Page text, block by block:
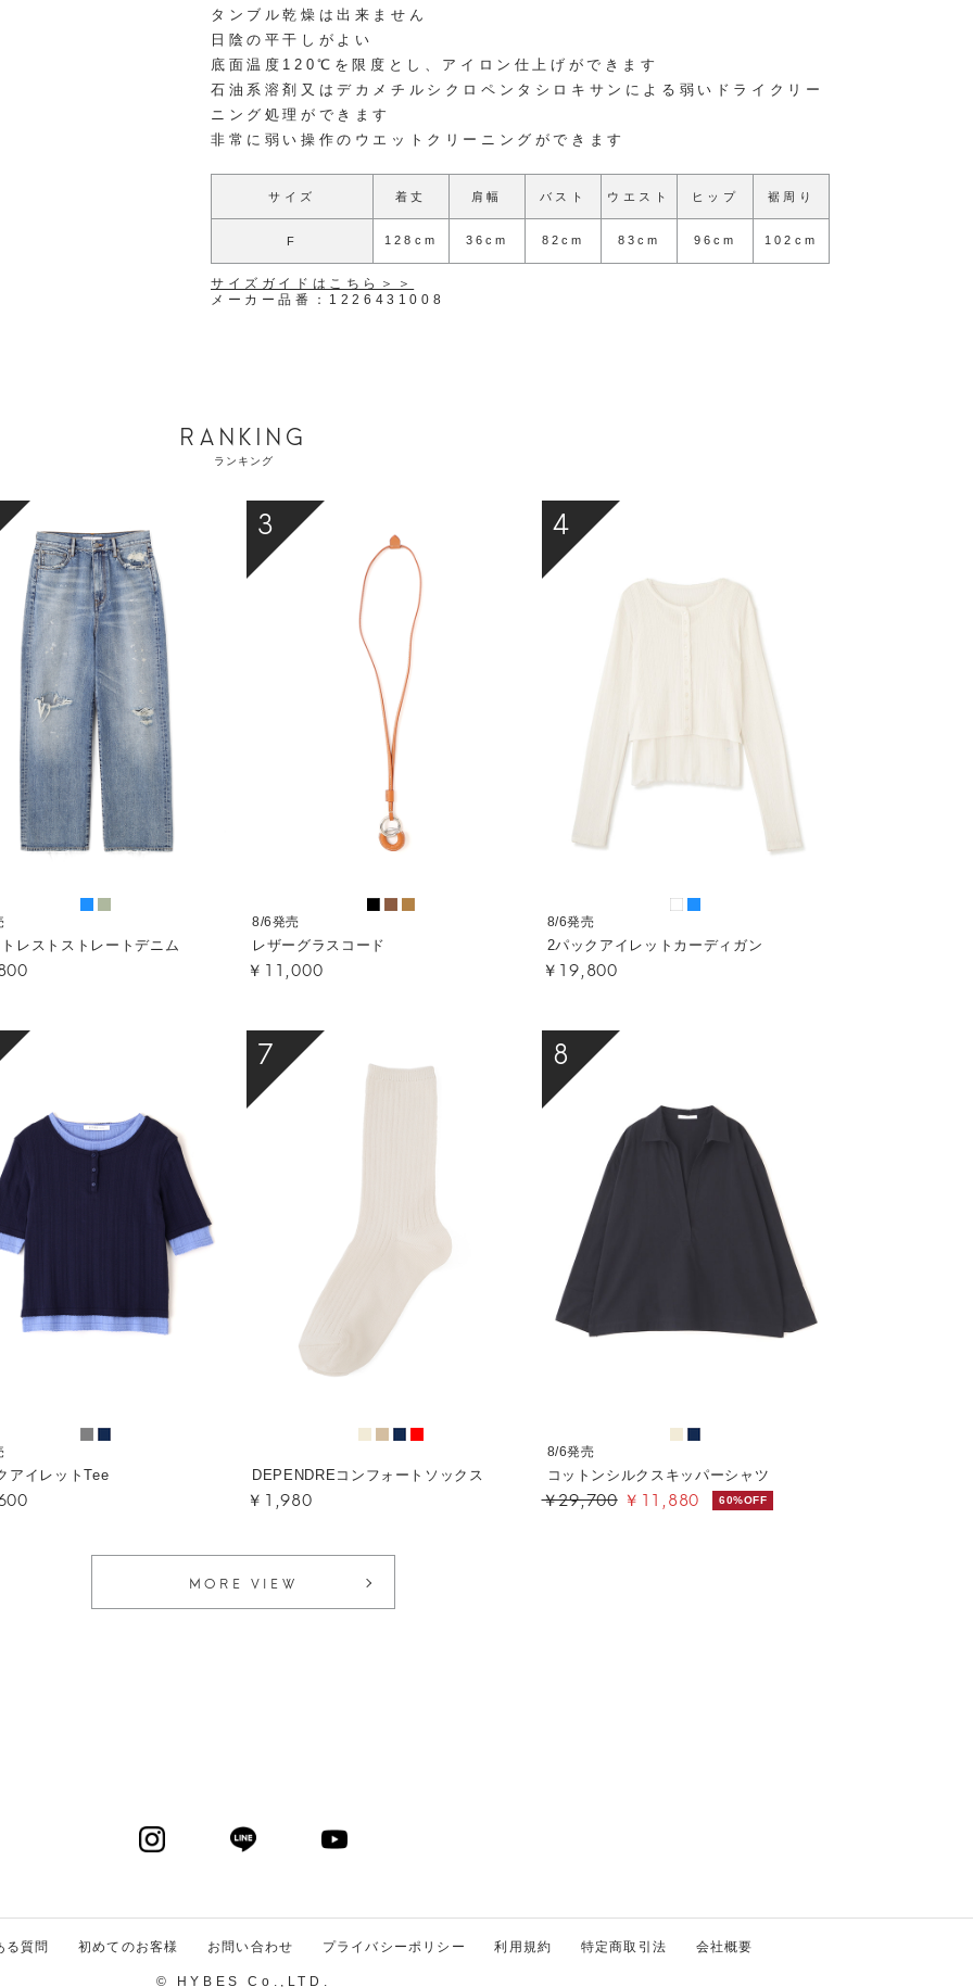
タンブル乾燥は出来ません
日陰の平干しがよい
底面温度120℃を限度とし、アイロン仕上げができます
石油系溶剤又はデカメチルシクロペンタシロキサンによる弱いドライクリー
ニング処理ができます
非常に弱い操作のウエットクリーニングができます
サイズ 着丈 肩幅 バスト ウエスト ヒップ 裾周り
F 128cm 36cm 82cm 83cm 96cm 102cm
サイズガイドはこちら＞＞
メーカー品番：1226431008
RANKING
ランキング
レストストレートデニム
3
8/6発売
レザーグラスコード
￥11,000
4
8/6発売
2パックアイレットカーディガン
￥19,800
アイレットTee
7
DEPENDREコンフォートソックス
￥1,980
8
8/6発売
コットンシルクスキッパーシャツ
￥29,700 ￥11,880 60%OFF
MORE VIEW
る質問 初めてのお客様 お問い合わせ プライバシーポリシー 利用規約 特定商取引法 会社概要
© HYBES Co.,LTD.